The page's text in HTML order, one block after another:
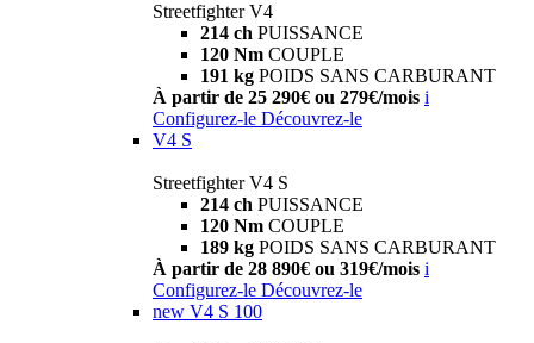
Streetfighter V4
214 ch PUISSANCE
120 Nm COUPLE
191 kg POIDS SANS CARBURANT
À partir de 25 290€ ou 279€/mois i
Configurez-le Découvrez-le
V4 S
Streetfighter V4 S
214 ch PUISSANCE
120 Nm COUPLE
189 kg POIDS SANS CARBURANT
À partir de 28 890€ ou 319€/mois i
Configurez-le Découvrez-le
new V4 S 100